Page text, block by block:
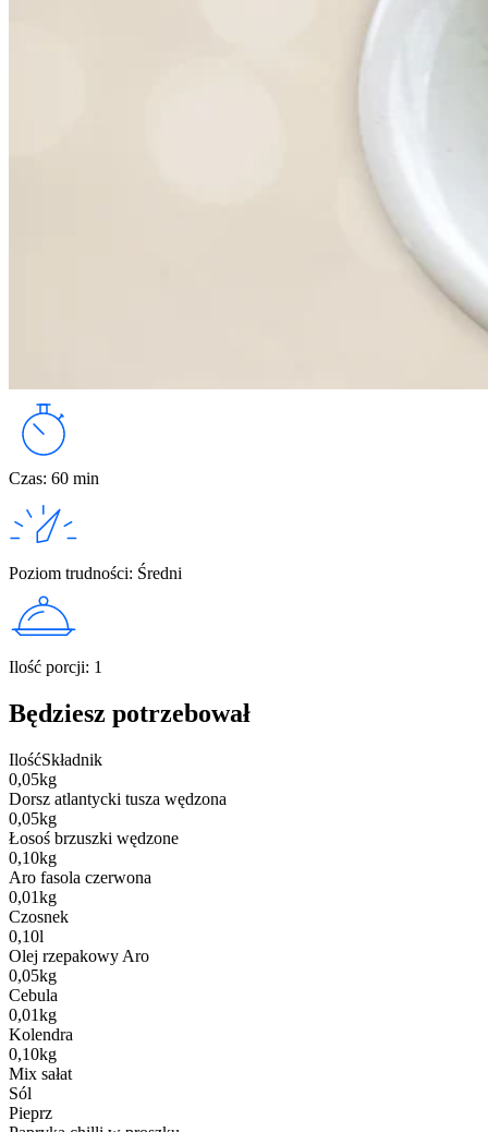
Czas: 60 min
Poziom trudności: Średni
Ilość porcji: 1
Będziesz potrzebował
IlośćSkładnik
0,05kg
Dorsz atlantycki tusza wędzona
0,05kg
Łosoś brzuszki wędzone
0,10kg
Aro fasola czerwona
0,01kg
Czosnek
0,10l
Olej rzepakowy Aro
0,05kg
Cebula
0,01kg
Kolendra
0,10kg
Mix sałat
Sól
Pieprz